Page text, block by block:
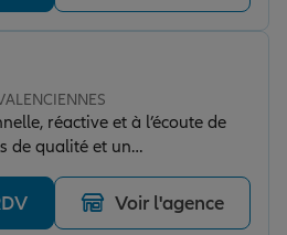
réactive et à l’écoute de
de qualité et un
Je recommande sans
Voir l'agence